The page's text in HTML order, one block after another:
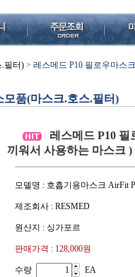
.필터) > 레스메드 P10 필로우마스
품(마스크.호스.필터)
레스메드 P10 필
끼워서 사용하는 마스크
모델명 : 호흡기용마스크 AirFit
제조회사 : RESMED
원산지 : 싱가포르
판매가격 : 128,000원
수량 EA